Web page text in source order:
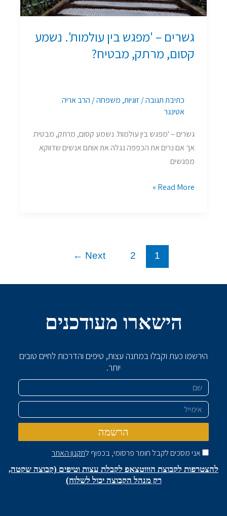
גשרים – 'מפגש בין עולמות'. נשמע
קסום, מרתק, מבטיח?
כתיבת תגובה/ זוגיות, משפחה/ הרב אריה
אטינגר
גשרים – 'מפגש בין עולמות'. נשמע קסום, מרתק, מבטיח.
אך אם נרים את הכפפה נגלה את אותם אנשים שדווקא
מפגשים
Read More »
1
2
Next
←
הישארו מעודכנים
הירשמו כעת וקבלו במתנה עצות, טיפים והדרכות לחיים טובים
יותר.
שם
אימייל
אני מסכים לקבל חומר פרסומי, בכפוף לתקנון האתר
הרשמה
להצטרפות לקבוצת הוווטצאפ לקבלת עצות וטיפים (קבוצה שקטה,
רק מנהל הקבוצה יכול לשלוח)